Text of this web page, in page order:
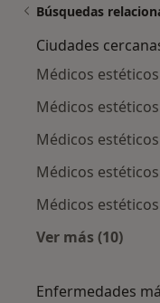
Búsquedas
Ciudades
Médicos
Médicos
Médicos
Médicos
Médicos
Ver más (10)
Enfermedades